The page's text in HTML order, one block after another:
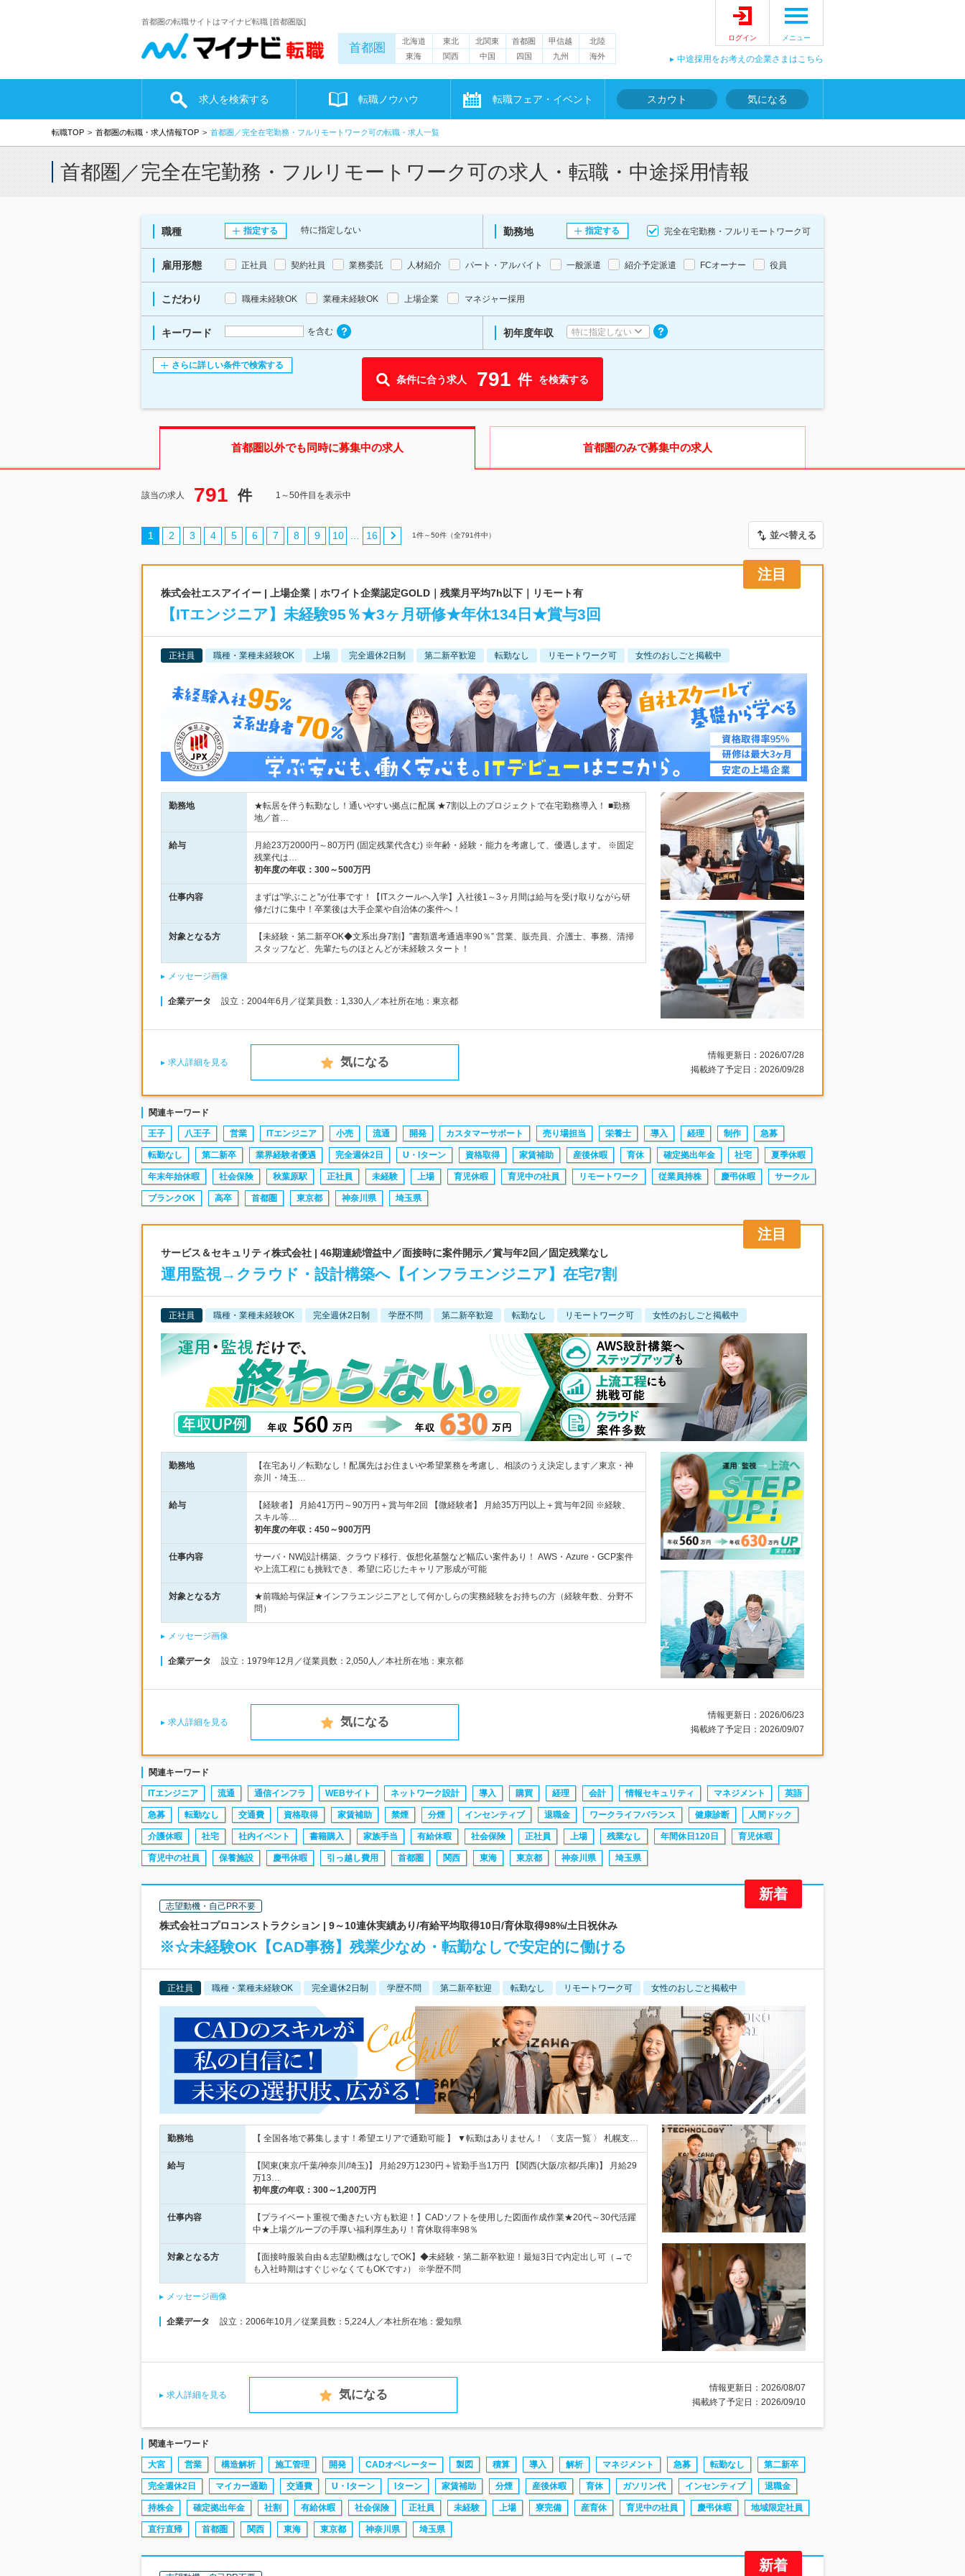
首都圏の転職サイトはマイナビ転職 [首都圏版]
首都圏 北海道 東北 北関東 首都圏 甲信越
北陸
東海
関西 中国 四国 九州 海外
ログイン メニュー
中途採用をお考えの企業さまはこちら
求人を検索する 転職ノウハウ 転職フェア・イベント スカウト 気になる
転職TOP 首都圏の転職・求人情報TOP 首都圏／完全在宅勤務・フルリモートワーク可の転職・求人一覧
首都圏／完全在宅勤務・フルリモートワーク可の求人・転職・中途採用情報
職種 指定する 特に指定しない 勤務地 指定する 完全在宅勤務・フルリモートワーク可
雇用形態 正社員 契約社員 業務委託 人材紹介 パート・アルバイト 一般派遣 紹介予定派遣 FCオーナー 役員
こだわり 職種未経験OK 業種未経験OK 上場企業 マネジャー採用
キーワード を含む 初年度年収 特に指定しない
さらに詳しい条件で検索する
条件に合う求人 791 件 を検索する
首都圏 以外でも同時に募集中の求人 首都圏のみで募集中の求人
該当の求人 791 件 1～50件目を表示中
1 2 3 4 5 6 7 8 9 10 … 16 1件～50件（全791件中） 並べ替える
株式会社エスアイイー | 上場企業｜ホワイト企業認定GOLD｜残業月平均7h以下｜リモート有
【ITエンジニア】未経験95％★3ヶ月研修★年休134日★賞与3回
正社員 職種・業種未経験OK 上場 完全週休2日制 第二新卒歓迎 転勤なし リモートワーク可 女性のおしごと掲載中
勤務地
★転居を伴う転勤なし！通いやすい拠点に配属 ★7割以上のプロジェクトで在宅勤務導入！ ■勤務
地／首…
給与
月給23万2000円～80万円 (固定残業代含む) ※年齢・経験・能力を考慮して、優遇します。 ※固定
残業代は…
初年度の年収： 300～500万円
仕事内容
まずは"学ぶこと"が仕事です！【ITスクールへ入学】入社後1～3ヶ月間は給与を受け取りながら研
修だけに集中！卒業後は大手企業や自治体の案件へ！
対象となる方
【未経験・第二新卒OK◆文系出身7割】”書類選考通過率90％” 営業、販売員、介護士、事務、清掃
スタッフなど、先輩たちのほとんどが未経験スタート！
メッセージ画像
企業データ 設立：2004年6月／従業員数：1,330人／本社所在地：東京都
求人詳細を見る 気になる
情報更新日：2026/07/28
掲載終了予定日：2026/09/28
関連キーワード
王子 八王子 営業 ITエンジニア 小売 流通 開発 カスタマーサポート 売り場担当 栄養士 導入 経理 制作 急募
転勤なし 第二新卒 業界経験者優遇 完全週休2日 U・Iターン 資格取得 家賃補助 産後休暇 育休 確定拠出年金 社宅 夏季休暇
年末年始休暇 社会保険 秋葉原駅 正社員 未経験 上場 育児休暇 育児中の社員 リモートワーク 従業員持株 慶弔休暇 サークル
ブランクOK 高卒 首都圏 東京都 神奈川県 埼玉県
サービス＆セキュリティ株式会社 | 46期連続増益中／面接時に案件開示／賞与年2回／固定残業なし
運用監視→クラウド・設計構築へ【インフラエンジニア】在宅7割
正社員 職種・業種未経験OK 完全週休2日制 学歴不問 第二新卒歓迎 転勤なし リモートワーク可 女性のおしごと掲載中
勤務地
【在宅あり／転勤なし！配属先はお住まいや希望業務を考慮し、相談のうえ決定します／東京・神
奈川・埼玉…
給与
【経験者】 月給41万円～90万円＋賞与年2回 【微経験者】 月給35万円以上＋賞与年2回 ※経験、
スキル等…
初年度の年収： 450～900万円
仕事内容
サーバ・NW設計構築、クラウド移行、仮想化基盤など幅広い案件あり！ AWS・Azure・GCP案件
や上流工程にも挑戦でき、希望に応じたキャリア形成が可能
対象となる方
★前職給与保証★インフラエンジニアとして何かしらの実務経験をお持ちの方（経験年数、分野不
問）
メッセージ画像
企業データ 設立：1979年12月／従業員数：2,050人／本社所在地：東京都
求人詳細を見る 気になる
情報更新日：2026/06/23
掲載終了予定日：2026/09/07
関連キーワード
ITエンジニア 流通 通信インフラ WEBサイト ネットワーク設計 導入 購買 経理 会計 情報セキュリティ マネジメント 英語
急募 転勤なし 交通費 資格取得 家賃補助 禁煙 分煙 インセンティブ 退職金 ワークライフバランス 健康診断 人間ドック
介護休暇 社宅 社内イベント 書籍購入 家族手当 有給休暇 社会保険 正社員 上場 残業なし 年間休日120日 育児休暇
育児中の社員 保養施設 慶弔休暇 引っ越し費用 首都圏 関西 東海 東京都 神奈川県 埼玉県
志望動機・自己PR不要
株式会社コプロコンストラクション | 9～10連休実績あり/有給平均取得10日/育休取得98%/土日祝休み
※☆未経験OK【CAD事務】残業少なめ・転勤なしで安定的に働ける
正社員 職種・業種未経験OK 完全週休2日制 学歴不問 第二新卒歓迎 転勤なし リモートワーク可 女性のおしごと掲載中
勤務地 【 全国各地で募集します！希望エリアで通勤可能 】 ▼転勤はありません！ 〈 支店一覧 〉 札幌支…
給与
【関東(東京/千葉/神奈川/埼玉)】 月給29万1230円＋皆勤手当1万円 【関西(大阪/京都/兵庫)】 月給29
万13…
初年度の年収： 300～1,200万円
仕事内容
【プライベート重視で働きたい方も歓迎！】CADソフトを使用した図面作成作業★20代～30代活躍
中★上場グループの手厚い福利厚生あり！育休取得率98％
対象となる方
【面接時服装自由＆志望動機はなしでOK】◆未経験・第二新卒歓迎！最短3日で内定出し可（→で
も入社時期はすぐじゃなくてもOKです♪） ※学歴不問
メッセージ画像
企業データ 設立：2006年10月／従業員数：5,224人／本社所在地：愛知県
求人詳細を見る 気になる
情報更新日：2026/08/07
掲載終了予定日：2026/09/10
関連キーワード
大宮 営業 構造解析 施工管理 開発 CADオペレーター 製図 積算 導入 解析 マネジメント 急募 転勤なし 第二新卒
完全週休2日 マイカー通勤 交通費 U・Iターン Iターン 家賃補助 分煙 産後休暇 育休 ガソリン代 インセンティブ 退職金
持株会 確定拠出年金 社割 有給休暇 社会保険 正社員 未経験 上場 寮完備 産育休 育児中の社員 慶弔休暇 地域限定社員
直行直帰 首都圏 関西 東海 東京都 神奈川県 埼玉県